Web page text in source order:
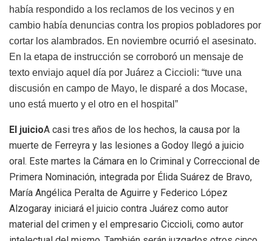
había respondido a los reclamos de los vecinos y en
cambio había denuncias contra los propios pobladores por
cortar los alambrados. En noviembre ocurrió el asesinato.
En la etapa de instrucción se corroboró un mensaje de
texto enviajo aquel día por Juárez a Ciccioli: “tuve una
discusión en campo de Mayo, le disparé a dos Mocase,
uno está muerto y el otro en el hospital”
El juicioA casi tres años de los hechos, la causa por la
muerte de Ferreyra y las lesiones a Godoy llegó a juicio
oral. Este martes la Cámara en lo Criminal y Correccional de
Primera Nominación, integrada por Élida Suárez de Bravo,
María Angélica Peralta de Aguirre y Federico López
Alzogaray iniciará el juicio contra Juárez como autor
material del crimen y el empresario Ciccioli, como autor